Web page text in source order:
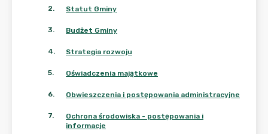
2. Statut Gminy
3. Budżet Gminy
4. Strategia rozwoju
5. Oświadczenia majątkowe
6. Obwieszczenia i postępowania administracyjne
7.
Ochrona środowiska - postępowania i
informacje